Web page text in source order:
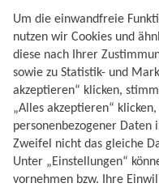
Ausgabe- und
Gebühren und andere
der
können sich mindernd
Bruttowertentwicklung